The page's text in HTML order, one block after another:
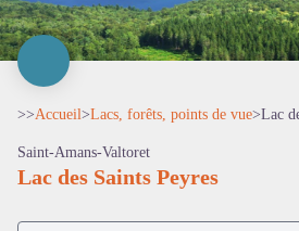
>>Accueil>Lacs, forêts, points de vue>Lac
Saint-Amans-Valtoret
Lac des Saints Peyres